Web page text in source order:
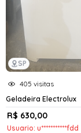
SP
405 visitas
Geladeira Electrolux
R$ 630,00
Usuario: u***********fdd